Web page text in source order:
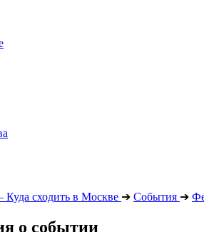
сходить в Москве ➔ События ➔
о событии